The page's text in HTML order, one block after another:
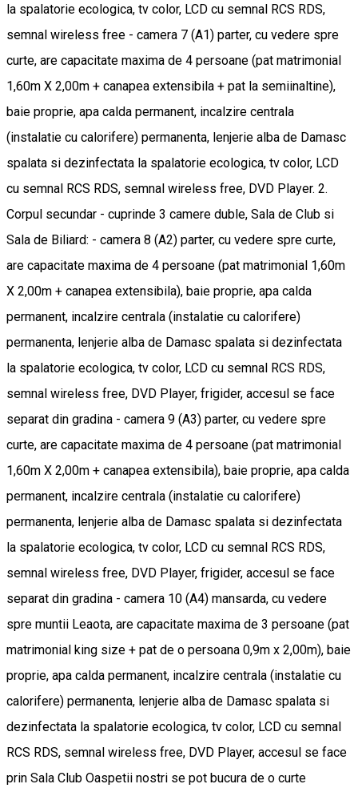
la spalatorie ecologica, tv color, LCD cu semnal RCS RDS,
semnal wireless free - camera 7 (A1) parter, cu vedere spre
curte, are capacitate maxima de 4 persoane (pat matrimonial
1,60m X 2,00m + canapea extensibila + pat la semiinaltine),
baie proprie, apa calda permanent, incalzire centrala
(instalatie cu calorifere) permanenta, lenjerie alba de Damasc
spalata si dezinfectata la spalatorie ecologica, tv color, LCD
cu semnal RCS RDS, semnal wireless free, DVD Player. 2.
Corpul secundar - cuprinde 3 camere duble, Sala de Club si
Sala de Biliard: - camera 8 (A2) parter, cu vedere spre curte,
are capacitate maxima de 4 persoane (pat matrimonial 1,60m
X 2,00m + canapea extensibila), baie proprie, apa calda
permanent, incalzire centrala (instalatie cu calorifere)
permanenta, lenjerie alba de Damasc spalata si dezinfectata
la spalatorie ecologica, tv color, LCD cu semnal RCS RDS,
semnal wireless free, DVD Player, frigider, accesul se face
separat din gradina - camera 9 (A3) parter, cu vedere spre
curte, are capacitate maxima de 4 persoane (pat matrimonial
1,60m X 2,00m + canapea extensibila), baie proprie, apa calda
permanent, incalzire centrala (instalatie cu calorifere)
permanenta, lenjerie alba de Damasc spalata si dezinfectata
la spalatorie ecologica, tv color, LCD cu semnal RCS RDS,
semnal wireless free, DVD Player, frigider, accesul se face
separat din gradina - camera 10 (A4) mansarda, cu vedere
spre muntii Leaota, are capacitate maxima de 3 persoane (pat
matrimonial king size + pat de o persoana 0,9m x 2,00m), baie
proprie, apa calda permanent, incalzire centrala (instalatie cu
calorifere) permanenta, lenjerie alba de Damasc spalata si
dezinfectata la spalatorie ecologica, tv color, LCD cu semnal
RCS RDS, semnal wireless free, DVD Player, accesul se face
prin Sala Club Oaspetii nostri se pot bucura de o curte